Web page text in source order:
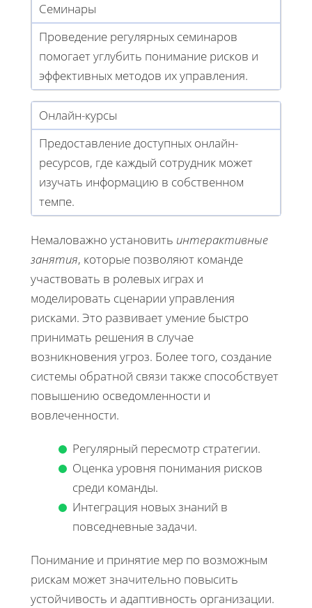
Семинары
Проведение регулярных семинаров
помогает углубить понимание рисков и
эффективных методов их управления.
Онлайн-курсы
Предоставление доступных онлайн-
ресурсов, где каждый сотрудник может
изучать информацию в собственном
темпе.
Немаловажно установить интерактивные
занятия, которые позволяют команде
участвовать в ролевых играх и
моделировать сценарии управления
рисками. Это развивает умение быстро
принимать решения в случае
возникновения угроз. Более того, создание
системы обратной связи также способствует
повышению осведомленности и
вовлеченности.
Регулярный пересмотр стратегии.
Оценка уровня понимания рисков
среди команды.
Интеграция новых знаний в
повседневные задачи.
Понимание и принятие мер по возможным
рискам может значительно повысить
устойчивость и адаптивность организации.